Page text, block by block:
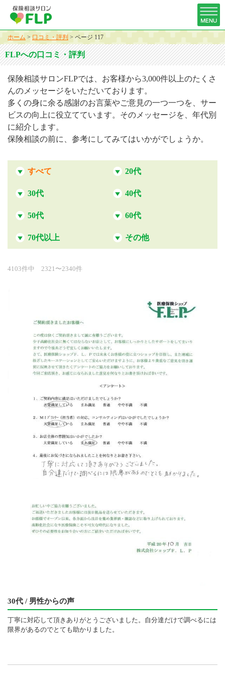
ホーム > 口コミ・評判 > ページ 117
FLPへの口コミ・評判
保険相談サロンFLPでは、お客様から3,000件以上のたくさ
んのメッセージをいただいております。
多くの身に余る感謝のお言葉やご意見の一つ一つを、サー
ビスの向上に役立てています。そのメッセージを、年代別
に紹介します。
保険相談の前に、参考にしてみてはいかがでしょうか。
すべて 20代
30代 40代
50代 60代
70代以上 その他
4103件中 2321〜2340件
30代 / 男性からの声
丁寧に対応して頂きありがとうございました。自分達だけで調べるには
限界があるのでとても助かりました。